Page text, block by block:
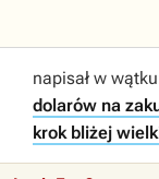
napisał w
dolarów na
krok bliżej